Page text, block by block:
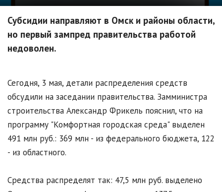
Субсидии направляют в Омск и районы области,
но первый зампред правительства работой
недоволен.
Сегодня, 3 мая, детали распределения средств
обсудили на заседании правительства. Замминистра
строительства Александр Фрикель пояснил, что на
программу "Комфортная городская среда" выделен
491 млн руб.: 369 млн - из федерального бюджета, 122
- из областного.
Средства распределят так: 47,5 млн руб. выделено